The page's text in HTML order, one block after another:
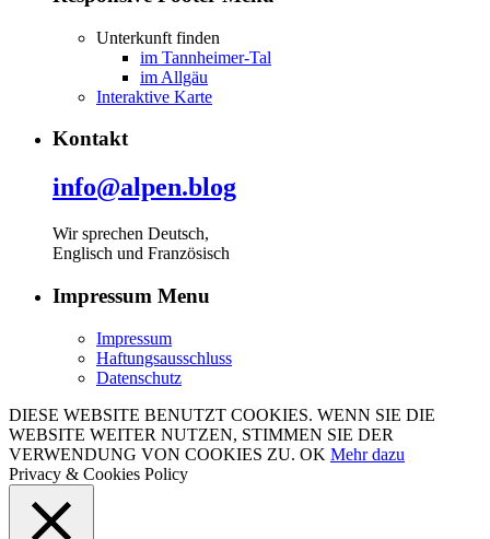
Unterkunft finden
im Tannheimer-Tal
im Allgäu
Interaktive Karte
Kontakt
info@alpen.blog
Wir sprechen Deutsch,
Englisch und Französisch
Impressum Menu
Impressum
Haftungsausschluss
Datenschutz
DIESE WEBSITE BENUTZT COOKIES. WENN SIE DIE
WEBSITE WEITER NUTZEN, STIMMEN SIE DER
VERWENDUNG VON COOKIES ZU. OK Mehr dazu
Privacy & Cookies Policy